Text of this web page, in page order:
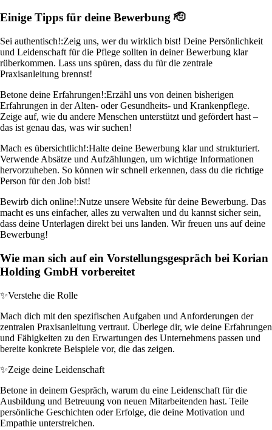
Einige Tipps für deine Bewerbung 🫡
Sei authentisch!:Zeig uns, wer du wirklich bist! Deine Persönlichkeit
und Leidenschaft für die Pflege sollten in deiner Bewerbung klar
rüberkommen. Lass uns spüren, dass du für die zentrale
Praxisanleitung brennst!
Betone deine Erfahrungen!:Erzähl uns von deinen bisherigen
Erfahrungen in der Alten- oder Gesundheits- und Krankenpflege.
Zeige auf, wie du andere Menschen unterstützt und gefördert hast –
das ist genau das, was wir suchen!
Mach es übersichtlich!:Halte deine Bewerbung klar und strukturiert.
Verwende Absätze und Aufzählungen, um wichtige Informationen
hervorzuheben. So können wir schnell erkennen, dass du die richtige
Person für den Job bist!
Bewirb dich online!:Nutze unsere Website für deine Bewerbung. Das
macht es uns einfacher, alles zu verwalten und du kannst sicher sein,
dass deine Unterlagen direkt bei uns landen. Wir freuen uns auf deine
Bewerbung!
Wie man sich auf ein Vorstellungsgespräch bei Korian
Holding GmbH vorbereitet
✨Verstehe die Rolle
Mach dich mit den spezifischen Aufgaben und Anforderungen der
zentralen Praxisanleitung vertraut. Überlege dir, wie deine Erfahrungen
und Fähigkeiten zu den Erwartungen des Unternehmens passen und
bereite konkrete Beispiele vor, die das zeigen.
✨Zeige deine Leidenschaft
Betone in deinem Gespräch, warum du eine Leidenschaft für die
Ausbildung und Betreuung von neuen Mitarbeitenden hast. Teile
persönliche Geschichten oder Erfolge, die deine Motivation und
Empathie unterstreichen.